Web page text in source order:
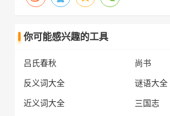
你可能感兴趣的工具
吕氏春秋
尚书
反义词大全
谜语大全
近义词大全
三国志